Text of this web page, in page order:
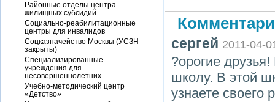
сергей 2011-04-
?орогие
школу. В этой
узнаете своего
Районные отделы центра
жилищных субсидий
Социально-реабилитационные
центры для инвалидов
Соцказначейство Москвы (УСЗН
закрыты)
Специализированные
учреждения для
несовершеннолетних
Учебно-методический центр
«Детство»